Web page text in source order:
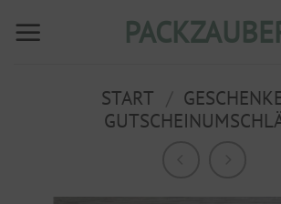
Inhalt
START